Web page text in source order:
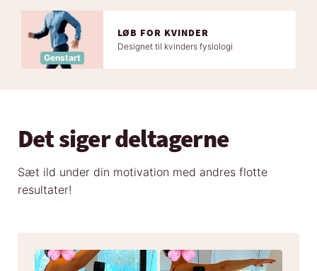
Genstart
LØB FOR KVINDER
Designet til kvinders fysiologi
Det siger deltagerne
Sæt ild under din motivation med andres flotte
resultater!